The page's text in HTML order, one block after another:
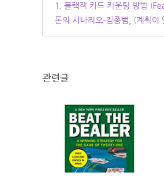
1. 블랙잭 카드 카운팅 방법
돈의 시나리오-김종범, (계획이
관련글